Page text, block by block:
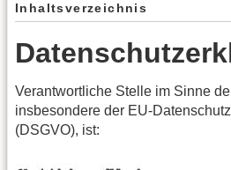
Inhaltsverzeichnis
Verantwortliche Stelle im Sinne
insbesondere der EU-
(DSGVO), ist: